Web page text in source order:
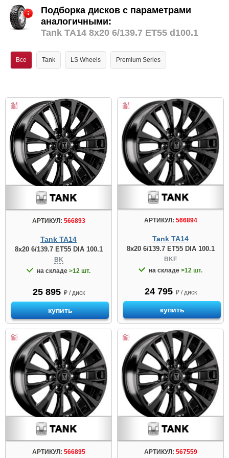
Подборка дисков с параметрами
аналогичными:
Tank TA14 8x20 6/139.7 ET55 d100.1
Все Tank LS Wheels Premium Series
АРТИКУЛ: 566893
Tank TA14
8x20 6/139.7 ET55 DIA 100.1
BK
на складе >12 шт.
25 895 ₽ / диск
купить
АРТИКУЛ: 566894
Tank TA14
8x20 6/139.7 ET55 DIA 100.1
BKF
на складе >12 шт.
24 795 ₽ / диск
купить
АРТИКУЛ: 566895 АРТИКУЛ: 567559